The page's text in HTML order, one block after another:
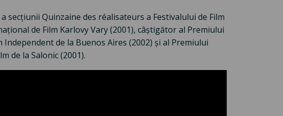
secțiunii Quinzaine des réalisateurs a Festivalului de Film
de Film Karlovy Vary (2001), câștigător al Premiului
de la Buenos Aires (2002) și al Premiului
de la Salonic (2001).